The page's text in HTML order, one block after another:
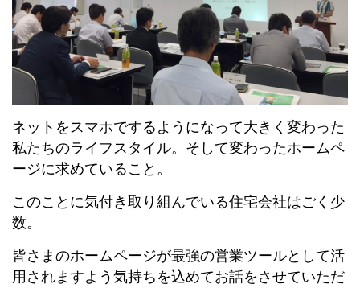
ネットをスマホでするようになって大きく変わった
私たちのライフスタイル。そして変わったホームペ
ージに求めていること。
このことに気付き取り組んでいる住宅会社はごく少
数。
皆さまのホームページが最強の営業ツールとして活
用されますよう気持ちを込めてお話をさせていただ